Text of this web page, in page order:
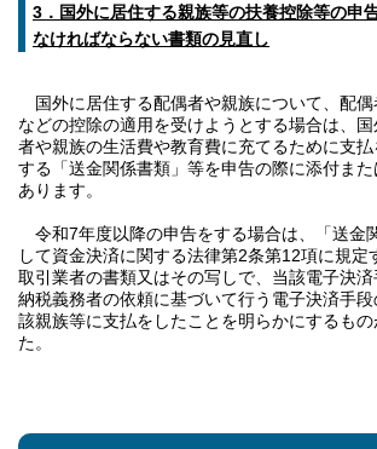
3．国外に居住する親族等の扶養控除等の申
なければならない書類の見直し
国外に居住する配偶者や親族について、配偶
などの控除の適用を受けようとする場合は、
者や親族の生活費や教育費に充てるために支
する「送金関係書類」等を申告の際に添付ま
あります。
令和7年度以降の申告をする場合は、「送金
して資金決済に関する法律第2条第12項に規定
取引業者の書類又はその写しで、当該電子決
納税義務者の依頼に基づいて行う電子決済手
該親族等に支払をしたことを明らかにするも
た。